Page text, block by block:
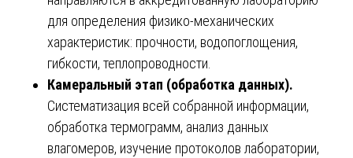
для определения физико-механических
характеристик: прочности, водопоглощения,
гибкости, теплопроводности.
Камеральный этап (обработка данных).
Систематизация всей собранной информации,
обработка термограмм, анализ данных
влагомеров, изучение протоколов лаборатории,